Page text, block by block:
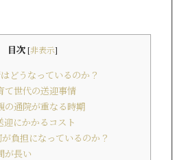
目次 [非表示]
どうなっているのか？
て世代の送迎事情
の通院が重なる時期
迎にかかるコスト
負担になっているのか？
が長い